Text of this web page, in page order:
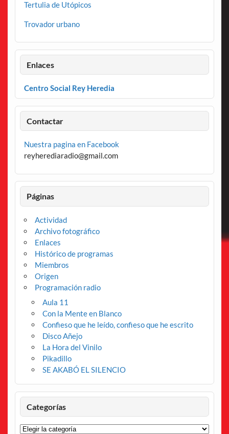
Tertulia de Utópicos
Trovador urbano
Enlaces
Centro Social Rey Heredia
Contactar
Nuestra pagina en Facebook
reyherediaradio@gmail.com
Páginas
Actividad
Archivo fotográfico
Enlaces
Histórico de programas
Miembros
Origen
Programación radio
Aula 11
Con la Mente en Blanco
Confieso que he leído, confieso que he escrito
Disco Añejo
La Hora del Vinilo
Pikadillo
SE AKABÓ EL SILENCIO
Categorías
Categorías